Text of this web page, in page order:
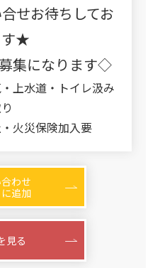
せお待ちしてお
す★
集になります◇
上水道・トイレ汲み
火災保険加入要
わせ
追加
見る